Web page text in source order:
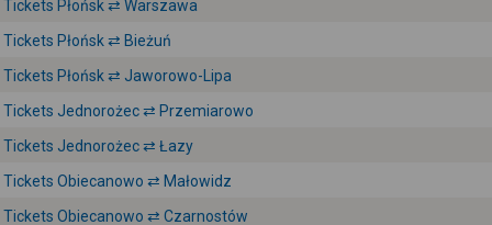
Tickets Płońsk ⇄ Warszawa
Tickets Płońsk ⇄ Bieżuń
Tickets Płońsk ⇄ Jaworowo-Lipa
Tickets Jednorożec ⇄ Przemiarowo
Tickets Jednorożec ⇄ Łazy
Tickets Obiecanowo ⇄ Małowidz
Tickets Obiecanowo ⇄ Czarnostów